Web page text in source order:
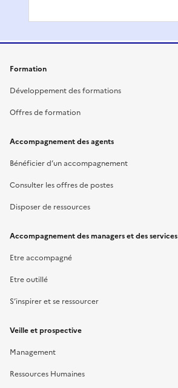
Formation
Développement des formations
Offres de formation
Accompagnement des agents
Bénéficier d’un accompagnement
Consulter les offres de postes
Disposer de ressources
Accompagnement des managers et des services
Etre accompagné
Etre outillé
S’inspirer et se ressourcer
Veille et prospective
Management
Ressources Humaines